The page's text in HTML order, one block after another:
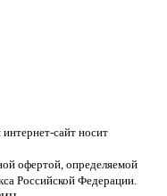
сайт носит
офертой, определяемой
Российской Федерации.